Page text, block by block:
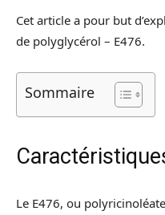
Cet article a pour but
de polyglycérol – E476.
Sommaire
Le E476, ou